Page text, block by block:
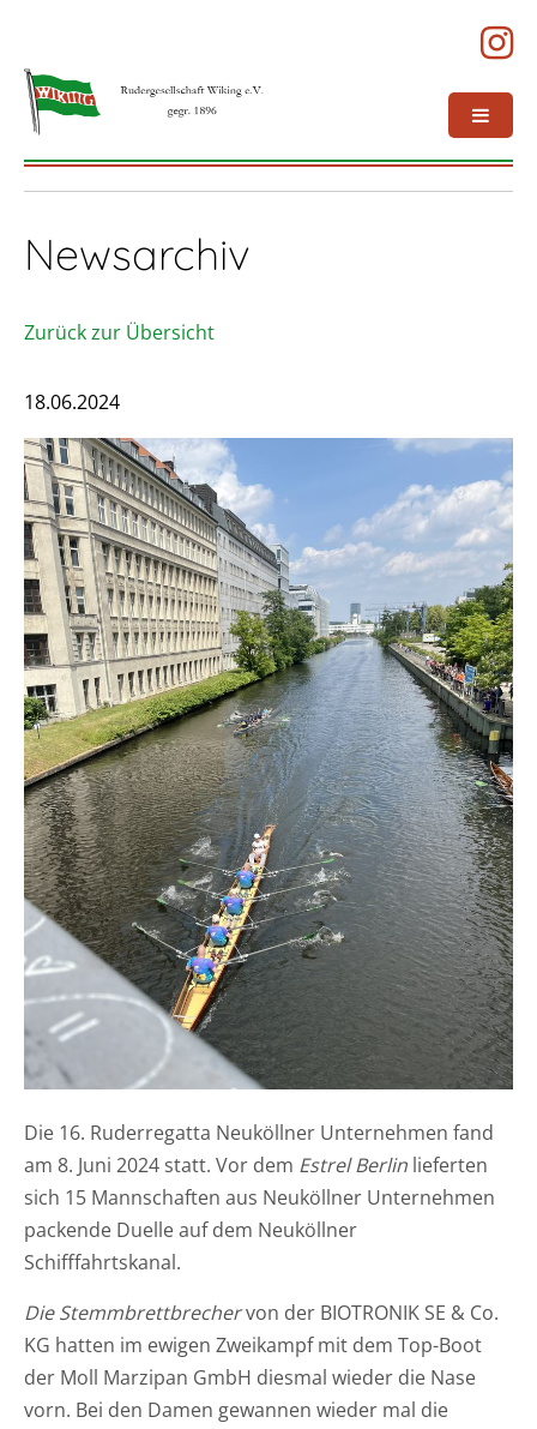
Newsarchiv
Zurück zur Übersicht
18.06.2024
Die 16. Ruderregatta Neuköllner Unternehmen fand
am 8. Juni 2024 statt. Vor dem Estrel Berlin lieferten
sich 15 Mannschaften aus Neuköllner Unternehmen
packende Duelle auf dem Neuköllner
Schifffahrtskanal.
Die Stemmbrettbrechervon der BIOTRONIK SE & Co.
KG hatten im ewigen Zweikampf mit dem Top-Boot
der Moll Marzipan GmbH diesmal wieder die Nase
vorn. Bei den Damen gewannen wieder mal die